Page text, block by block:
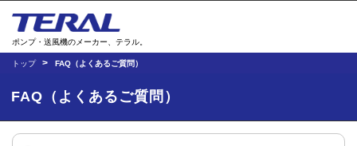
ポンプ・送風機のメーカー、テラル。
トップ FAQ（よくあるご質問）
FAQ（よくあるご質問）